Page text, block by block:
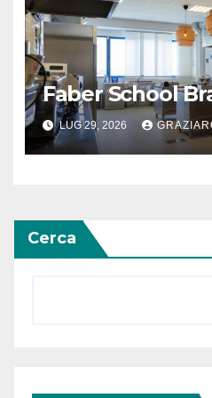
Faber School
LUG 29, 2026
Cerca